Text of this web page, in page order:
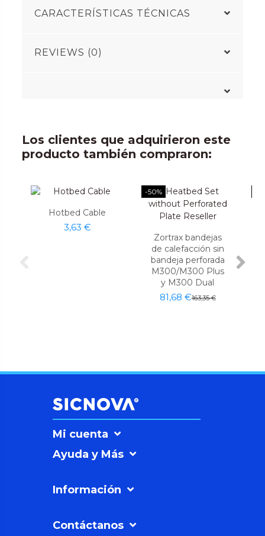
CARACTERÍSTICAS TÉCNICAS
REVIEWS (0)
Los clientes que adquirieron este
producto también compraron:
Hotbed Cable
3,63 €
-50%
Zortrax bandejas
de calefacción sin
bandeja perforada
M300/M300 Plus
y M300 Dual
81,68 €163,35 €
Mi cuenta
Ayuda y Más
Información
Contáctanos